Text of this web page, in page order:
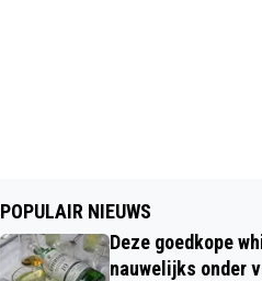
POPULAIR NIEUWS
Deze goedkope
nauwelijks onder